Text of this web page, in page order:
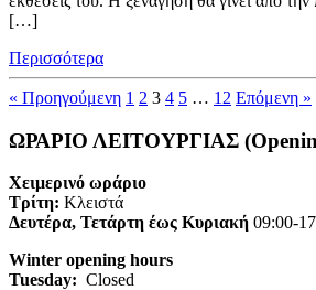
[…]
Περισσότερα
« Προηγούμενη 1 2 3 4 5 … 12 Επόμενη »
ΩΡΑΡΙΟ ΛΕΙΤΟΥΡΓΙΑΣ
Χειμερινό ωράριο
Τρίτη: Κλειστά
Δευτέρα, Τετάρτη έως Κυριακή 09:00-
Winter opening hours
Tuesday: Closed